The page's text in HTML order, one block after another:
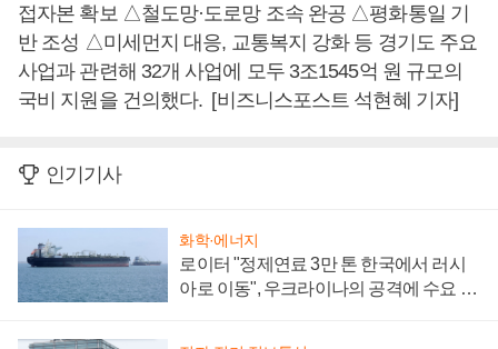
접자본 확보 △철도망·도로망 조속 완공 △평화통일 기
반 조성 △미세먼지 대응, 교통복지 강화 등 경기도 주요
사업과 관련해 32개 사업에 모두 3조1545억 원 규모의
국비 지원을 건의했다. [비즈니스포스트 석현혜 기자]
인기기사
화학·에너지
로이터 "정제연료 3만 톤 한국에서 러시
아로 이동", 우크라이나의 공격에 수요 늘